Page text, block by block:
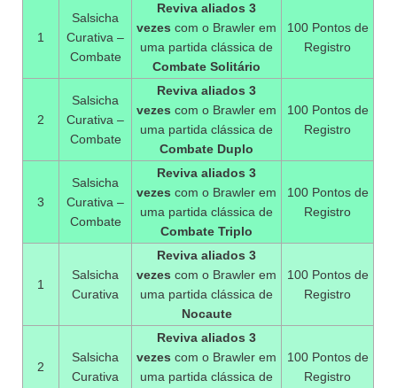
1
Salsicha
Curativa –
Combate
Reviva aliados 3
vezes com o Brawler em
uma partida clássica de
Combate Solitário
100 Pontos de
Registro
2
Salsicha
Curativa –
Combate
Reviva aliados 3
vezes com o Brawler em
uma partida clássica de
Combate Duplo
100 Pontos de
Registro
3
Salsicha
Curativa –
Combate
Reviva aliados 3
vezes com o Brawler em
uma partida clássica de
Combate Triplo
100 Pontos de
Registro
1
Salsicha
Curativa
Reviva aliados 3
vezes com o Brawler em
uma partida clássica de
Nocaute
100 Pontos de
Registro
2
Salsicha
Curativa
Reviva aliados 3
vezes com o Brawler em
uma partida clássica de
100 Pontos de
Registro